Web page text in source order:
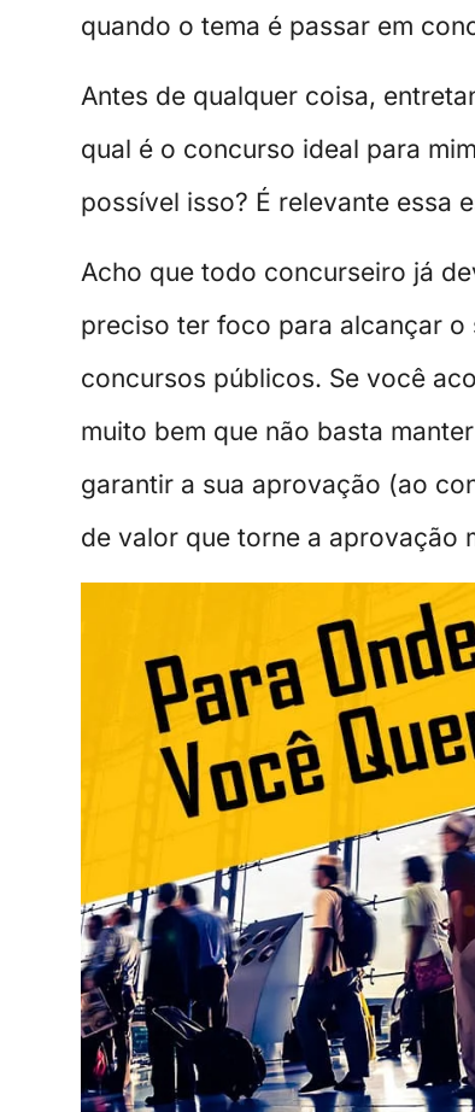
quando o tema é passar em
Antes de qualquer coisa,
qual é o concurso ideal para
possível isso? É relevante essa
Acho que todo concurseiro já
preciso ter foco para alcançar
concursos públicos. Se você
muito bem que não basta
garantir a sua aprovação (ao
de valor que torne a aprovação